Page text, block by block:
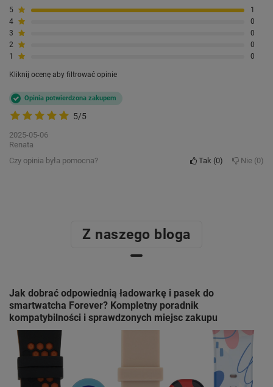
5
1
4
0
3
0
2
0
1
0
Kliknij ocenę aby filtrować opinie
5/5
Opinia potwierdzona zakupem
2025-05-06
Renata
Czy opinia była pomocna?
Tak 0 Nie 0
Z naszego bloga
Jak dobrać odpowiednią ładowarkę i pasek do
smartwatcha Forever? Kompletny poradnik
kompatybilności i sprawdzonych miejsc zakupu